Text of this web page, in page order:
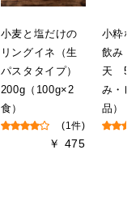
小麦と塩だけの
リングイネ（生
パスタタイプ）
200g（100g×2
食）
(1件)
￥ 475
小粋な
飲み
天
み・レ
品）